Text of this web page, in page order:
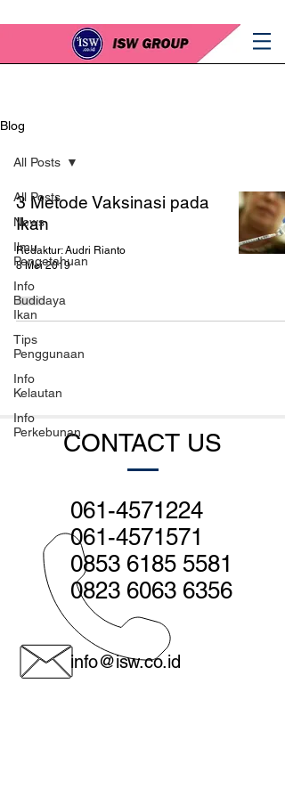
Blog
All Posts
News
Ilmu
Pengetahuan
Info
Budidaya
Ikan
Tips
Penggunaan
Info
Kelautan
Info
Perkebunan
All Posts
3 Metode Vaksinasi pada
Ikan
Redaktur: Audri Rianto
8 Mei 2019
CONTACT US
061-4571224
061-4571571
0853 6185 5581
0823 6063 6356
info@isw.co.id